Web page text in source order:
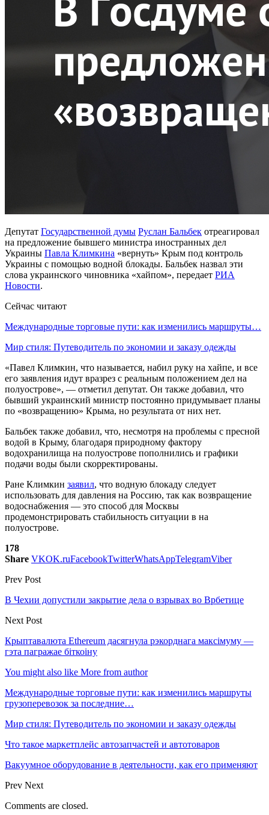
Депутат Государственной думы Руслан Бальбек отреагировал
на предложение бывшего министра иностранных дел
Украины Павла Климкина «вернуть» Крым под контроль
Украины с помощью водной блокады. Бальбек назвал эти
слова украинского чиновника «хайпом», передает РИА
Новости.
Сейчас читают
Международные торговые пути: как изменились маршруты…
Мир стиля: Путеводитель по экономии и заказу одежды
«Павел Климкин, что называется, набил руку на хайпе, и все
его заявления идут вразрез с реальным положением дел на
полуострове», — отметил депутат. Он также добавил, что
бывший украинский министр постоянно придумывает планы
по «возвращению» Крыма, но результата от них нет.
Бальбек также добавил, что, несмотря на проблемы с пресной
водой в Крыму, благодаря природному фактору
водохранилища на полуострове пополнились и графики
подачи воды были скорректированы.
Ране Климкин заявил, что водную блокаду следует
использовать для давления на Россию, так как возвращение
водоснабжения — это способ для Москвы
продемонстрировать стабильность ситуации в на
полуострове.
178
Share VKOK.ruFacebookTwitterWhatsAppTelegramViber
Prev Post
В Чехии допустили закрытие дела о взрывах во Врбетице
Next Post
Крыптавалюта Ethereum дасягнула рэкорднага максімуму —
гэта пагражае біткоіну
You might also like More from author
Международные торговые пути: как изменились маршруты
грузоперевозок за последние…
Мир стиля: Путеводитель по экономии и заказу одежды
Что такое маркетплейс автозапчастей и автотоваров
Вакуумное оборудование в деятельности, как его применяют
Prev Next
Comments are closed.